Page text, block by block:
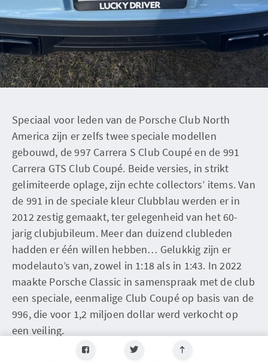
Speciaal voor leden van de Porsche Club North
America zijn er zelfs twee speciale modellen
gebouwd, de 997 Carrera S Club Coupé en de 991
Carrera GTS Club Coupé. Beide versies, in strikt
gelimiteerde oplage, zijn echte collectors’ items. Van
de 991 in de speciale kleur Clubblau werden er in
2012 zestig gemaakt, ter gelegenheid van het 60-
jarig clubjubileum. Meer dan duizend clubleden
hadden er één willen hebben… Gelukkig zijn er
modelauto’s van, zowel in 1:18 als in 1:43. In 2022
maakte Porsche Classic in samenspraak met de club
een speciale, eenmalige Club Coupé op basis van de
996, die voor 1,2 miljoen dollar werd verkocht op
een veiling.